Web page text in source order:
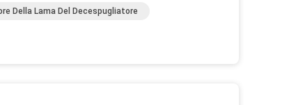
Della Lama Del Decespugliatore